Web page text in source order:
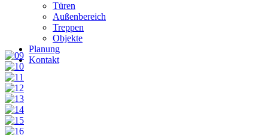
Türen
Außenbereich
Treppen
Objekte
Planung
Kontakt